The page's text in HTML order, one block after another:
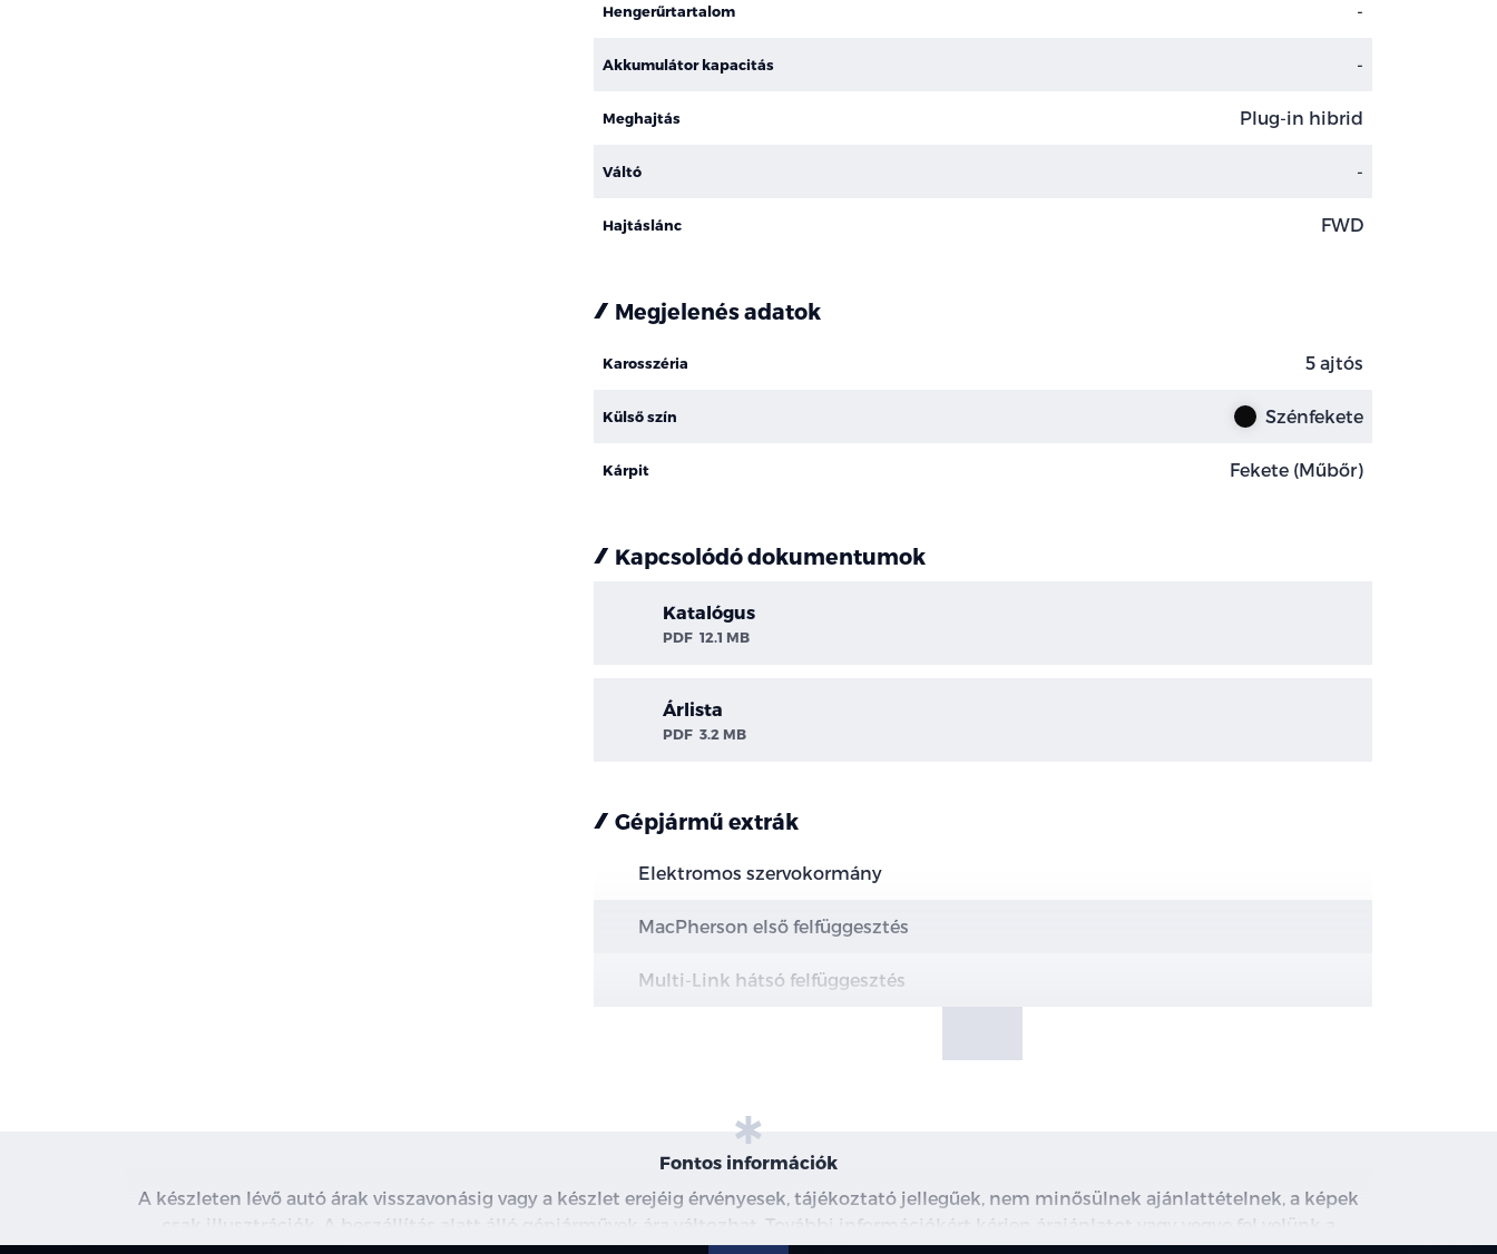
Hengerűrtartalom -
Akkumulátor kapacitás -
Meghajtás Plug-in hibrid
Váltó -
Hajtáslánc FWD
Megjelenés adatok
Karosszéria 5 ajtós
Külső szín Szénfekete
Kárpit Fekete (Műbőr)
Kapcsolódó dokumentumok
Katalógus
PDF 12.1 MB
Árlista
PDF 3.2 MB
Gépjármű extrák
Elektromos szervokormány
MacPherson első felfüggesztés
Multi-Link hátsó felfüggesztés
Ezüst féknyereg
Piros féknyereg
Kéttónusú, 19" könnyűfém keréktárcsa
Fontos információk
A készleten lévő autó árak visszavonásig vagy a készlet erejéig érvényesek, tájékoztató jellegűek, nem minősülnek ajánlattételnek, a képek
csak illusztrációk. A beszállítás alatt álló gépjárművek ára változhat. További információkért kérjen árajánlatot vagy vegye fel velünk a